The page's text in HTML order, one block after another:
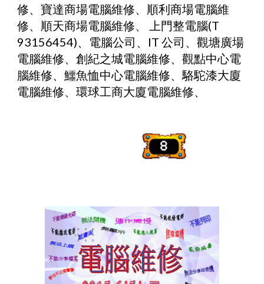
修、寶達商場電腦維修、順利商場電腦維
修、順天商場電腦維修、 上門整電腦(T
93156454)、電腦公司、IT 公司、觀塘廣場
電腦維修、創紀之城電腦維修、觀點中心電
腦維修、鱷魚恤中心電腦維修、駱駝漆大廈
電腦維修、環球工商大廈電腦維修、